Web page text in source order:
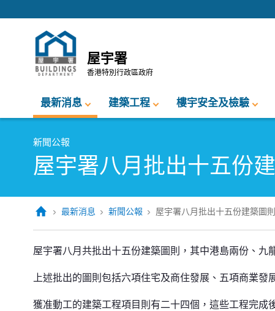
屋宇署
香港特別行政區政府
最新消息 建築工程 樓宇安全及檢驗
新聞公報
屋宇署八月批出十五份
最新消息 新聞公報 屋宇署八月批出十五份建築圖則
屋宇署八月批出十五份建築圖則
屋宇署八月共批出十五份建築圖則，其中港島兩份、九
上述批出的圖則包括六項住宅及商住發展、五項商業發
獲准動工的建築工程項目則有二十四個，這些工程完成